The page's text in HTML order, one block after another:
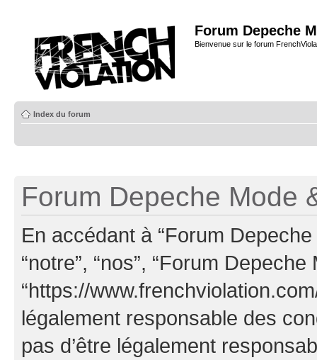
Forum Depeche
Bienvenue sur le forum
Index du forum
Forum Depeche Mode
En accédant à “Forum
“notre”, “nos”, “Forum Depeche
“https://
légalement responsable des
pas d’être légalement